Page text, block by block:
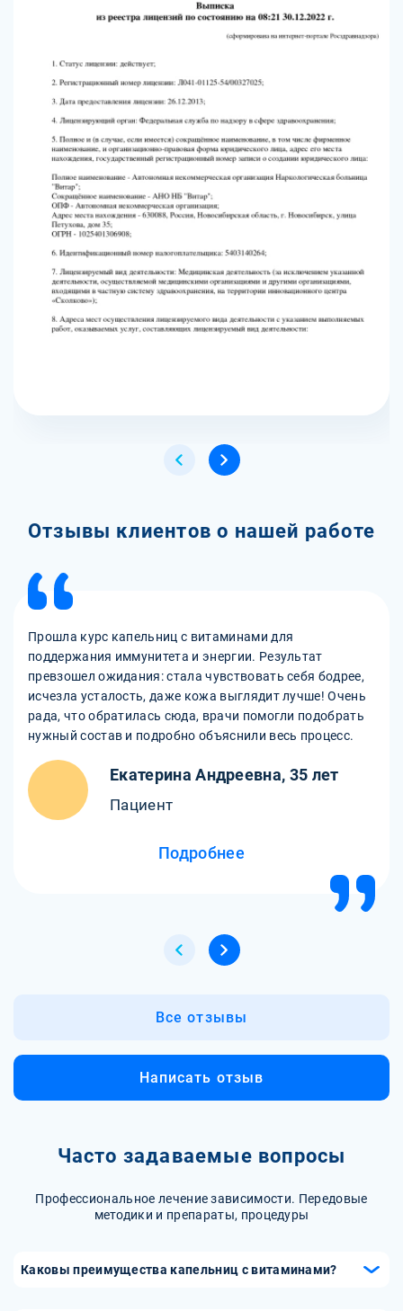
Отзывы клиентов о нашей работе
Прошла курс капельниц с витаминами для
поддержания иммунитета и энергии. Результат
превзошел ожидания: стала чувствовать себя бодрее,
исчезла усталость, даже кожа выглядит лучше! Очень
рада, что обратилась сюда, врачи помогли подобрать
нужный состав и подробно объяснили весь процесс.
Екатерина Андреевна, 35 лет
Пациент
Подробнее
Все отзывы
Написать отзыв
Часто задаваемые вопросы
Профессиональное лечение зависимости. Передовые
методики и препараты, процедуры
Каковы преимущества капельниц с витаминами?